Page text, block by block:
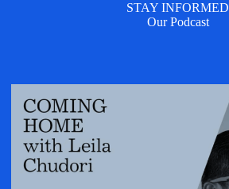
STAY INFORMED
Our Podcast